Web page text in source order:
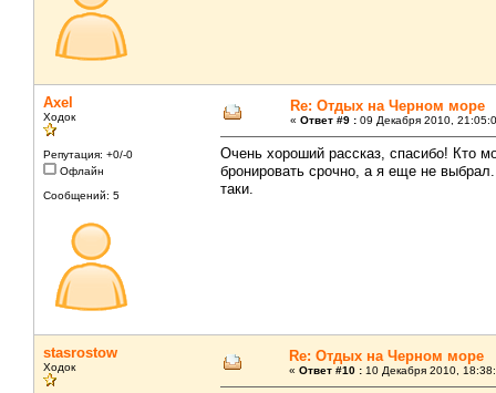
Axel
Ходок
Репутация: +0/-0
Офлайн
Сообщений: 5
Re: Отдых на Черном море
« Ответ #9 : 09 Декабря 2010,
Очень хороший рассказ, спасибо! Кто
бронировать срочно, а я еще не
таки.
stasrostow
Ходок
Re: Отдых на Черном море
« Ответ #10 : 10 Декабря 2010,